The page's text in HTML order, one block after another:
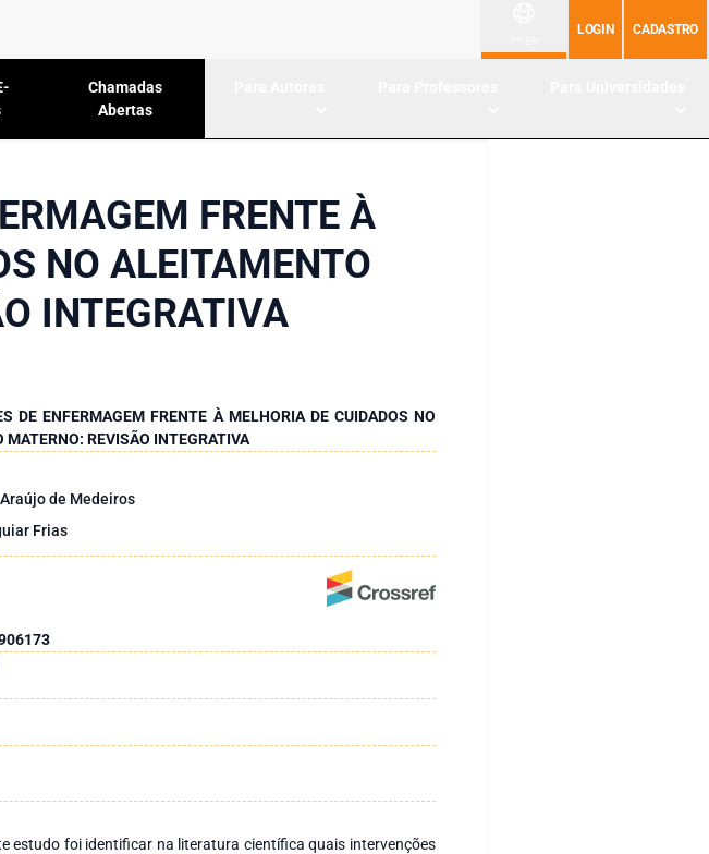
LOGIN CADASTRO
Chamadas
Abertas
FRENTE À
NO ALEITAMENTO
INTEGRATIVA
DE ENFERMAGEM FRENTE À MELHORIA DE CUIDADOS NO
MATERNO: REVISÃO INTEGRATIVA
de Medeiros
Frias
estudo foi identificar na literatura científica quais intervenções